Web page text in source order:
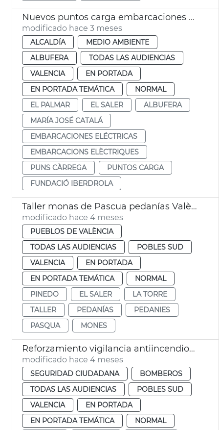
Nuevos puntos carga embarcaciones eléctricas Albufera València
modificado hace 3 meses
ALCALDÍA
MEDIO AMBIENTE
ALBUFERA
TODAS LAS AUDIENCIAS
VALENCIA
EN PORTADA
EN PORTADA TEMÁTICA
NORMAL
EL PALMAR
EL SALER
ALBUFERA
MARÍA JOSÉ CATALÁ
EMBARCACIONES ELÉCTRICAS
EMBARCACIONS ELÈCTRIQUES
PUNS CÀRREGA
PUNTOS CARGA
FUNDACIÓ IBERDROLA
Taller monas de Pascua pedanías València
modificado hace 4 meses
PUEBLOS DE VALÈNCIA
TODAS LAS AUDIENCIAS
POBLES SUD
VALENCIA
EN PORTADA
EN PORTADA TEMÁTICA
NORMAL
PINEDO
EL SALER
LA TORRE
TALLER
PEDANÍAS
PEDANIES
PASQUA
MONES
Reforzamiento vigilancia antiincendios Devesa València
modificado hace 4 meses
SEGURIDAD CIUDADANA
BOMBEROS
TODAS LAS AUDIENCIAS
POBLES SUD
VALENCIA
EN PORTADA
EN PORTADA TEMÁTICA
NORMAL